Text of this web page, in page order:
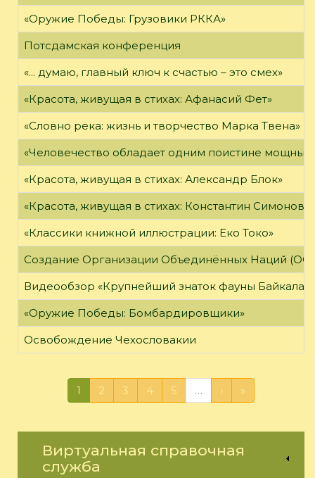
«Оружие Победы: Грузовики РККА»
Потсдамская конференция
«... думаю, главный ключ к счастью – это смех»
«Красота, живущая в стихах: Афанасий Фет»
«Словно река: жизнь и творчество Марка Твена»
«Человечество обладает одним поистине
«Красота, живущая в стихах: Александр Блок»
«Красота, живущая в стихах: Константин Симонов»
«Классики книжной иллюстрации: Еко Токо»
Создание Организации Объединённых Наций
Видеообзор «Крупнейший знаток фауны Байкала»
«Оружие Победы: Бомбардировщики»
Освобождение Чехословакии
1 2 3 4 5 … › »
Виртуальная справочная
служба